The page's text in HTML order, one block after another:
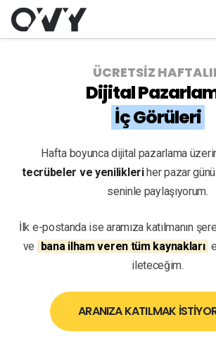
ÜCRETSİZ
Dijital
İç Görüleri
Hafta boyunca dijital pazarlama
tecrübeler ve yenilikleriher pazar
seninle paylaşıyorum.
İlk e-postanda ise aramıza katılmanın
ve bana ilham veren tüm kaynakları
ileteceğim.
ARANIZA KATILMAK